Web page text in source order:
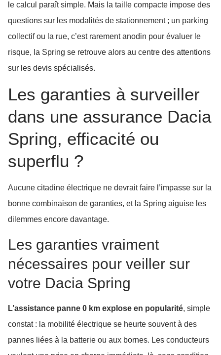
le calcul paraît simple. Mais la taille compacte impose des
questions sur les modalités de stationnement ; un parking
collectif ou la rue, c’est rarement anodin pour évaluer le
risque, la Spring se retrouve alors au centre des attentions
sur les devis spécialisés.
Les garanties à surveiller
dans une assurance Dacia
Spring, efficacité ou
superflu ?
Aucune citadine électrique ne devrait faire l’impasse sur la
bonne combinaison de garanties, et la Spring aiguise les
dilemmes encore davantage.
Les garanties vraiment
nécessaires pour veiller sur
votre Dacia Spring
L’assistance panne 0 km explose en popularité, simple
constat : la mobilité électrique se heurte souvent à des
pannes liées à la batterie ou aux bornes. Les conducteurs